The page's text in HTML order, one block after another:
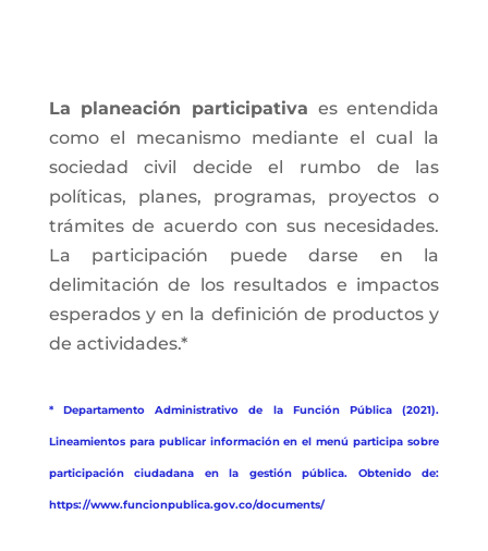
La planeación participativa es entendida
como el mecanismo mediante el cual la
sociedad civil decide el rumbo de las
políticas, planes, programas, proyectos o
trámites de acuerdo con sus necesidades.
La participación puede darse en la
delimitación de los resultados e impactos
esperados y en la definición de productos y
de actividades.*
* Departamento Administrativo de la Función Pública (2021).
Lineamientos para publicar información en el menú participa sobre
participación ciudadana en la gestión pública. Obtenido de:
https://www.funcionpublica.gov.co/documents/